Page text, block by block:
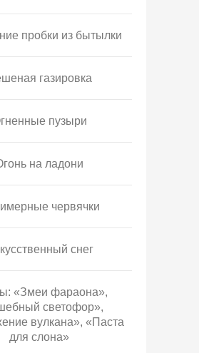
пробки из бытылки
газировка
пузыри
на ладони
червячки
снег
«Змеи фараона»,
светофор»,
вулкана», «Паста
для слона»